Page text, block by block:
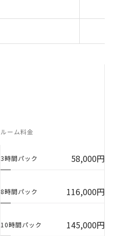
ルーム料金
3時間パック 58,000円
8時間パック 116,000円
10時間パック 145,000円